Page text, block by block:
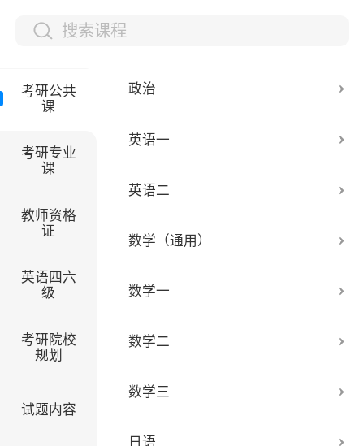
考研公共
课
考研专业
课
教师资格
证
英语四六
级
考研院校
规划
试题内容
政治
英语一
英语二
数学（通用）
数学一
数学二
数学三
日语